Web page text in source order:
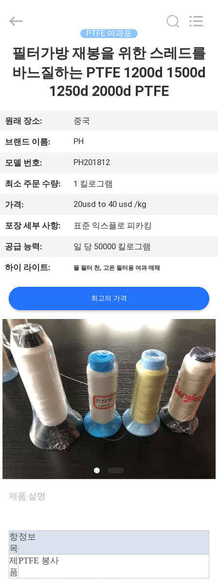
집
회
사
소
개
공
장
견
학
품
질
관
리
문
의
기
회
를
요
Hangzhou
Philis
Reserved.
PTFE 여과포
필터가방 재봉을 위한 스레드를
바느질하는 PTFE 1200d 1500d
1250d 2000d PTFE
원래 장소: 중국
브랜드 이름: PH
모델 번호: PH201812
최소 주문 수량: 1 킬로그램
가격: 20usd to 40 usd /kg
포장 세부 사항: 표준 익스플로 피카킹
공급 능력: 일 당 50000 킬로그램
하이 라이트: 물 필터 천, 고온 필터용 여과 매체
최고의 가격
제품 설명
항
목
정보
제
품
PTFE 봉사